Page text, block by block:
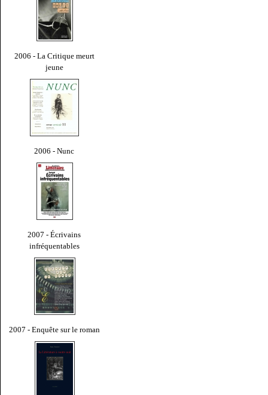
2006 - La Critique meurt
jeune
2006 - Nunc
2007 - Écrivains
infréquentables
2007 - Enquête sur le roman